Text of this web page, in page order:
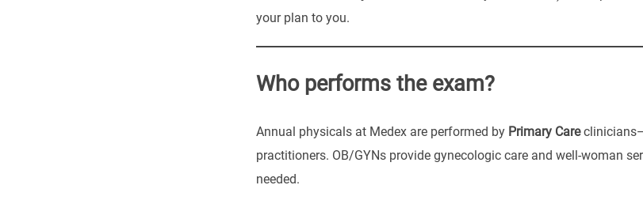
your plan to you.
Who performs the exam?
Annual physicals at Medex are performed by Primary Care
practitioners. OB/GYNs provide gynecologic care and well-woman
needed.